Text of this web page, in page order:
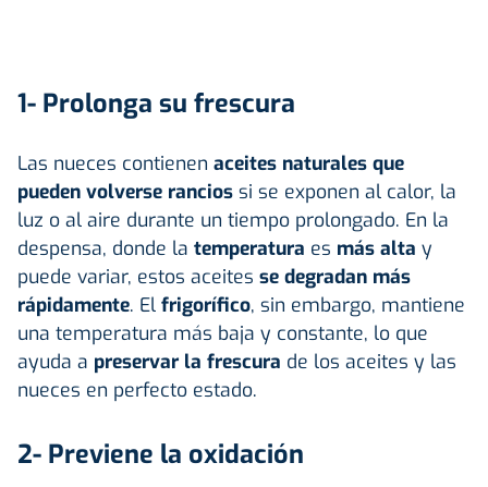
1- Prolonga su frescura
Las nueces contienen aceites naturales que
pueden volverse rancios si se exponen al calor, la
luz o al aire durante un tiempo prolongado. En la
despensa, donde la temperatura es más alta y
puede variar, estos aceites se degradan más
rápidamente. El frigorífico, sin embargo, mantiene
una temperatura más baja y constante, lo que
ayuda a preservar la frescura de los aceites y las
nueces en perfecto estado.
2- Previene la oxidación